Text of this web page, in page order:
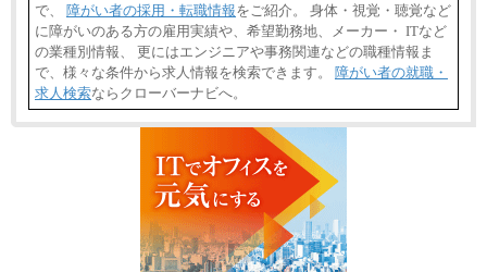
で、 障がい者の採用・転職情報をご紹介。 身体・視覚・聴覚など
に障がいのある方の雇用実績や、希望勤務地、メーカー・ ITなど
の業種別情報、 更にはエンジニアや事務関連などの職種情報ま
で、様々な条件から求人情報を検索できます。 障がい者の就職・
求人検索ならクローバーナビへ。